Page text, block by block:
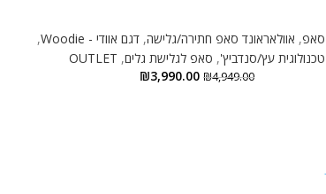
סאפ, אוולאראונד סאפ חתירה/גלישה, דגם אוודי - Woodie
,
טכנולוגית עץ/סנדביץ', סאפ לגלישת גלים,
OUTLET
₪4,949.00
₪3,990.00